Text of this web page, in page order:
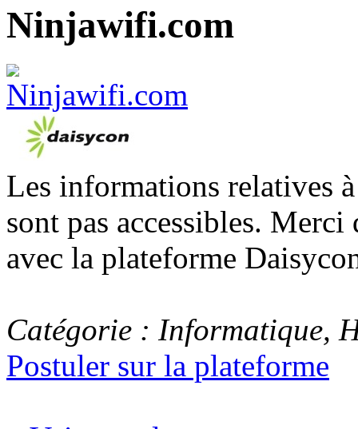
Ninjawifi.com
Les informations relatives
sont pas accessibles.
avec la plateforme
Catégorie : Informatique,
Postuler sur la plateforme